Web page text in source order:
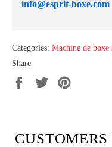
info@esprit-boxe.com
Categories: Machine de boxe
Share
Share
Tweet